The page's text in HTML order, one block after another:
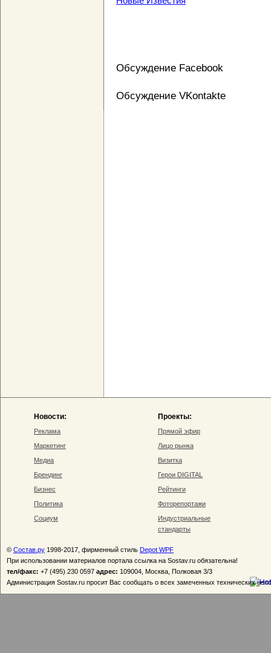
Обсуждение Facebook
Обсуждение VKontakte
Новости:
Реклама
Маркетинг
Медиа
Брендинг
Бизнес
Политика
Социум
Проекты:
Прямой эфир
Лицо рынка
Визитка
Герои DIGITAL
Рейтинги
Фоторепортажи
Индустриальные
стандарты
© Состав.ру 1998-2017, фирменный стиль Depot WPF
При использовании материалов портала ссылка на Sostav.ru обязательна!
тел/факс: +7 (495) 230 0597 адрес: 109004, Москва, Полковая 3/3
Администрация Sostav.ru просит Вас сообщать о всех замеченных технических